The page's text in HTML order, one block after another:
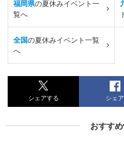
福岡県の夏休みイベント一
覧へ
全国の夏休みイベント一覧
へ
シェアする シェア
おすす